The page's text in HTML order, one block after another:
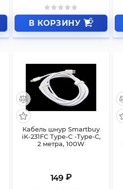
В КОРЗИНУ
Кабель шнур Smartbuy
iK-231FC Type-С -Type-C,
2 метра, 100W
149 ₽